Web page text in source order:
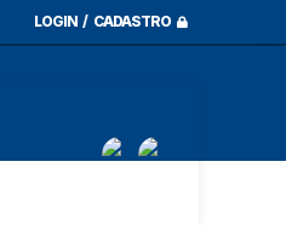
LOGIN / CADASTRO